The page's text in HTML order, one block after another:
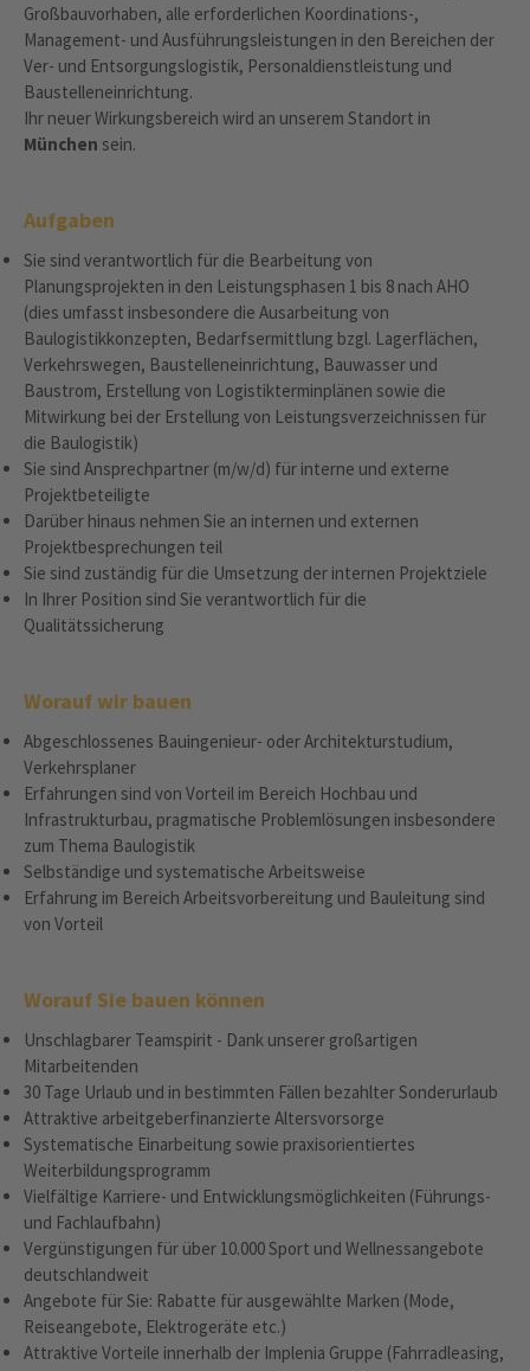
Großbauvorhaben, alle erforderlichen Koordinations-,
Management- und Ausführungsleistungen in den Bereichen der
Ver- und Entsorgungslogistik, Personaldienstleistung und
Baustelleneinrichtung.
Ihr neuer Wirkungsbereich wird an unserem Standort in
München sein.
Aufgaben
Sie sind verantwortlich für die Bearbeitung von
Planungsprojekten in den Leistungsphasen 1 bis 8 nach AHO
(dies umfasst insbesondere die Ausarbeitung von
Baulogistikkonzepten, Bedarfsermittlung bzgl. Lagerflächen,
Verkehrswegen, Baustelleneinrichtung, Bauwasser und
Baustrom, Erstellung von Logistikterminplänen sowie die
Mitwirkung bei der Erstellung von Leistungsverzeichnissen für
die Baulogistik)
Sie sind Ansprechpartner (m/w/d) für interne und externe
Projektbeteiligte
Darüber hinaus nehmen Sie an internen und externen
Projektbesprechungen teil
Sie sind zuständig für die Umsetzung der internen Projektziele
In Ihrer Position sind Sie verantwortlich für die
Qualitätssicherung
Worauf wir bauen
Abgeschlossenes Bauingenieur- oder Architekturstudium,
Verkehrsplaner
Erfahrungen sind von Vorteil im Bereich Hochbau und
Infrastrukturbau, pragmatische Problemlösungen insbesondere
zum Thema Baulogistik
Selbständige und systematische Arbeitsweise
Erfahrung im Bereich Arbeitsvorbereitung und Bauleitung sind
von Vorteil
Worauf Sie bauen können
Unschlagbarer Teamspirit - Dank unserer großartigen
Mitarbeitenden
30 Tage Urlaub und in bestimmten Fällen bezahlter Sonderurlaub
Attraktive arbeitgeberfinanzierte Altersvorsorge
Systematische Einarbeitung sowie praxisorientiertes
Weiterbildungsprogramm
Vielfältige Karriere- und Entwicklungsmöglichkeiten (Führungs-
und Fachlaufbahn)
Vergünstigungen für über 10.000 Sport und Wellnessangebote
deutschlandweit
Angebote für Sie: Rabatte für ausgewählte Marken (Mode,
Reiseangebote, Elektrogeräte etc.)
Attraktive Vorteile innerhalb der Implenia Gruppe (Fahrradleasing,